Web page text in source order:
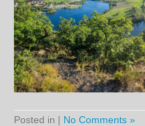
Posted in | No Comments »